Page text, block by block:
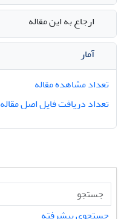
ارجاع به این مقاله
آمار
تعداد مشاهده مقاله
تعداد دریافت فایل اصل مقاله